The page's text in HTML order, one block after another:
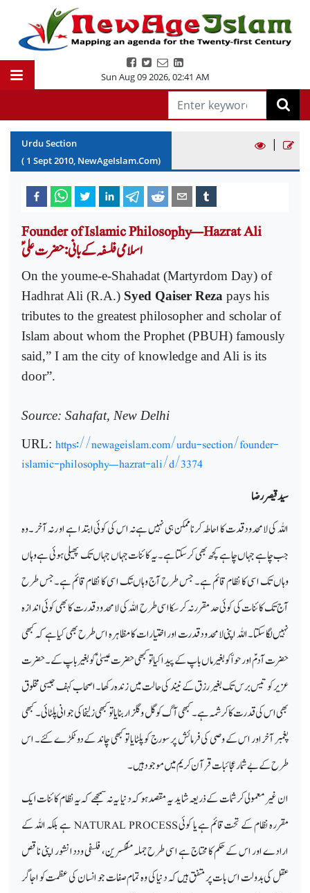
Sun Aug 09 2026,02:41 AM
Urdu Section
( 1 Sept2010, NewAgeIslam.Com)
|
Founder of Islamic Philosophy—Hazrat Ali
اسلامی فلسفہ کے بانی : حضرت علیؑ
On the youme-e-Shahadat (Martyrdom Day) of
Hadhrat Ali (R.A.) Syed Qaiser Reza pays his
tributes to the greatest philosopher and scholar of
Islam about whom the Prophet (PBUH) famously
said,” I am the city of knowledge and Ali is its
door”.
Source: Sahafat, New Delhi
URL: https://newageislam.com/urdu-section/founder-
islamic-philosophy—hazrat-ali/d/3374
سید قیصر رضا
اللہ کی لامحدود قدت کا احاطہ کرنا ممکن ہی نہیں ہے نہ اس کی کوئی ابتدا ہے او ر نہ آخر ۔وہ
جب چاہے جہاں چاہے کچھ بھی کرسکتا ہے۔ یہ کائنات جہاں جہاں تک پھیلی ہوئی ہے وہاں
وہاں تک اسی کا نظام قائم ہے۔ جس طرح آج وہاںتک اسی کا نظام قائم ہے۔جس طرح
آج تک کائنات کی کوئی حد مقرر نہ کرسکا اسی طرح اللہ کی لامحدود قدرت کا بھی کوئی اندازہ
نہیں لگا سکتا۔ اللہ اپنی لامحدود قدرت اور اختیارات کا مظاہرہ اس طرح بھی کیا ہے کہ کبھی
حضرت آدمؑ اور حواّ کو بغیر ما ں باپ کے پیدا کیا تو کبھی حضرت عیسیٰؑ کو بغیر باپ کے ۔حضرت
عزیر کو تیس برس تک بغیر رزق کے نیند کی حالت میں زندہ رکھا ۔اصحاب کہف جیسی مخلوق
بھی اس کی قدرت کا کرشمہ ہے۔کبھی آگ کو گل وگلزار بنایا تو کبھی زلیخا کی جوانی پلٹائی ۔کبھی
پغمبر آخر اور اس کے وصی کی فرمائش پر سورج کو پلٹا یا تو کبھی چاند کے دوٹکڑے کئے ۔ اس
طرح کے بے شمار عجائبات قرآن کریم میں موجود ہیں۔
ان غیر معمولی کرشمات کے ذریعہ شاید یہ مقصد ہوکہ دنیا یہ نہ سمجھے کہ یہ نظام کائنات ایک
مقررہ نظام کے تحت قائم ہے یا کوئیNATURAL PROCESSہے بلکہ اللہ کے
ارادے اور اس کے حکم کا محتاج ہے اسی طرح جملہ مفکسرین ، فلسفی وددانشور اپنی ناقص
عقل کی بدولت اس بات پر متفق ہیں کہ دنیا کی وہ تمام صفات جو ا نسان کی عظمت کو اجاگر